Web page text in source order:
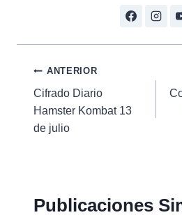
Navegación
de
entradas
ANTERIOR
Cifrado Diario
Hamster Kombat 13
de julio
Publicaciones